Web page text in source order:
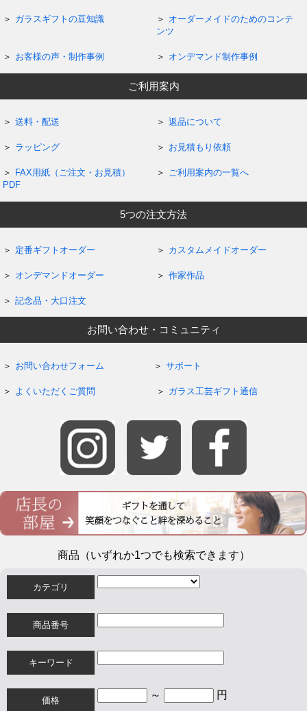
ガラスギフトの豆知識
オーダーメイドのためのコンテ
ンツ
お客様の声・制作事例 オンデマンド制作事例
ご利用案内
送料・配送 返品について
ラッピング お見積もり依頼
FAX用紙（ご注文・お見積）
PDF
ご利用案内の一覧へ
5つの注文方法
定番ギフトオーダー カスタムメイドオーダー
オンデマンドオーダー 作家作品
記念品・大口注文
お問い合わせ・コミュニティ
お問い合わせフォーム サポート
よくいただくご質問 ガラス工芸ギフト通信
商品（いずれか1つでも検索できます）
カテゴリ
商品番号
キーワード
価格 ～ 円